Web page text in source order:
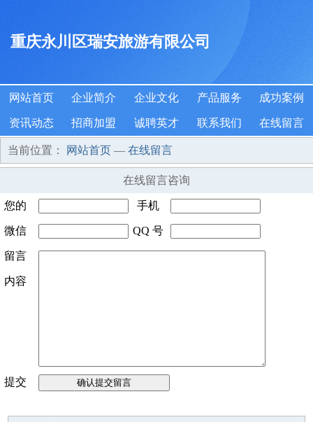
重庆永川区瑞安旅游有限公司
网站首页 企业简介 企业文化 产品服务 成功案例
资讯动态 招商加盟 诚聘英才 联系我们 在线留言
当前位置： 网站首页 — 在线留言
在线留言咨询
您的
姓名
手机
号码
微信
号码
QQ 号
留言
内容
提交